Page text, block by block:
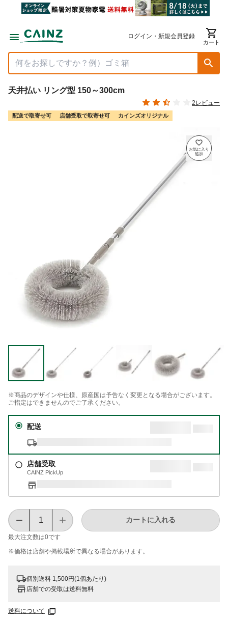
ログイン・新規会員登録
カート
天井払い リング型 150～300cm
2レビュー
配送で取寄せ可 店舗受取で取寄せ可 カインズオリジナル
※商品のデザインや仕様、原産国は予告なく変更となる場合がございます。
ご指定はできませんのでご了承ください。
配送
店舗受取
CAINZ PickUp
最大注文数は0です
カートに入れる
※価格は​店舗や​掲載場所で​異なる​場合が​あります。
個別送料 1,500円(1個あたり)
店舗での受取は送料無料
送料について